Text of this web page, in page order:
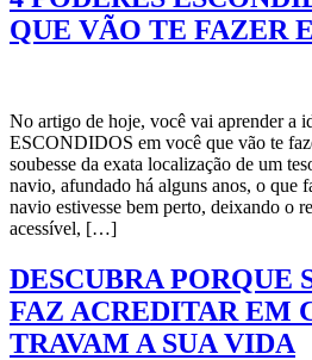
QUE VÃO TE FAZER
No artigo de hoje, você vai aprender a
ESCONDIDOS em você que vão te
soubesse da exata localização de um
navio, afundado há alguns anos, o que
navio estivesse bem perto, deixando o
acessível, […]
DESCUBRA PORQUE
FAZ ACREDITAR EM
TRAVAM A SUA VIDA